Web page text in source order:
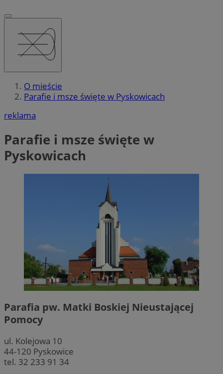
O mieście
Parafie i msze święte w Pyskowicach
reklama
Parafie i msze święte w
Pyskowicach
Parafia pw. Matki Boskiej Nieustającej
Pomocy
ul. Kolejowa 10
44-120 Pyskowice
tel. 32 233 91 34